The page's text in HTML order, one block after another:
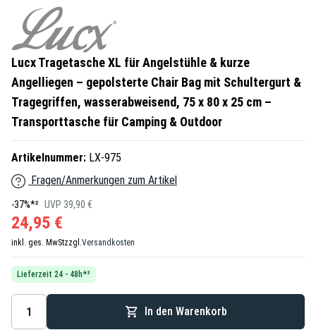
Lucx Tragetasche XL für Angelstühle & kurze
Angelliegen – gepolsterte Chair Bag mit Schultergurt &
Tragegriffen, wasserabweisend, 75 x 80 x 25 cm –
Transporttasche für Camping & Outdoor
Artikelnummer: LX-975
Fragen/Anmerkungen zum Artikel
-37%*² UVP 39,90 €
24,95 €
inkl. ges. MwStzzgl.Versandkosten
Lieferzeit 24 - 48h*³
In den Warenkorb